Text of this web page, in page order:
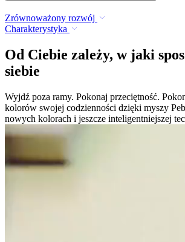
Zrównoważony rozwój
Charakterystyka
Od Ciebie zależy, w jaki
siebie
Wyjdź poza ramy. Pokonaj przeciętność.
kolorów swojej codzienności dzięki myszy
nowych kolorach i jeszcze inteligentniejszej